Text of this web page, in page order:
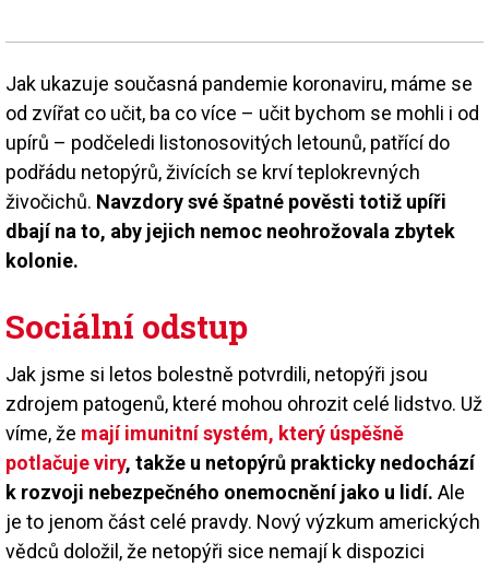
Jak ukazuje současná pandemie koronaviru, máme se
od zvířat co učit, ba co více – učit bychom se mohli i od
upírů – podčeledi listonosovitých letounů, patřící do
podřádu netopýrů, živících se krví teplokrevných
živočichů. Navzdory své špatné pověsti totiž upíři
dbají na to, aby jejich nemoc neohrožovala zbytek
kolonie.
Sociální odstup
Jak jsme si letos bolestně potvrdili, netopýři jsou
zdrojem patogenů, které mohou ohrozit celé lidstvo. Už
víme, že mají imunitní systém, který úspěšně
potlačuje viry, takže u netopýrů prakticky nedochází
k rozvoji nebezpečného onemocnění jako u lidí. Ale
je to jenom část celé pravdy. Nový výzkum amerických
vědců doložil, že netopýři sice nemají k dispozici